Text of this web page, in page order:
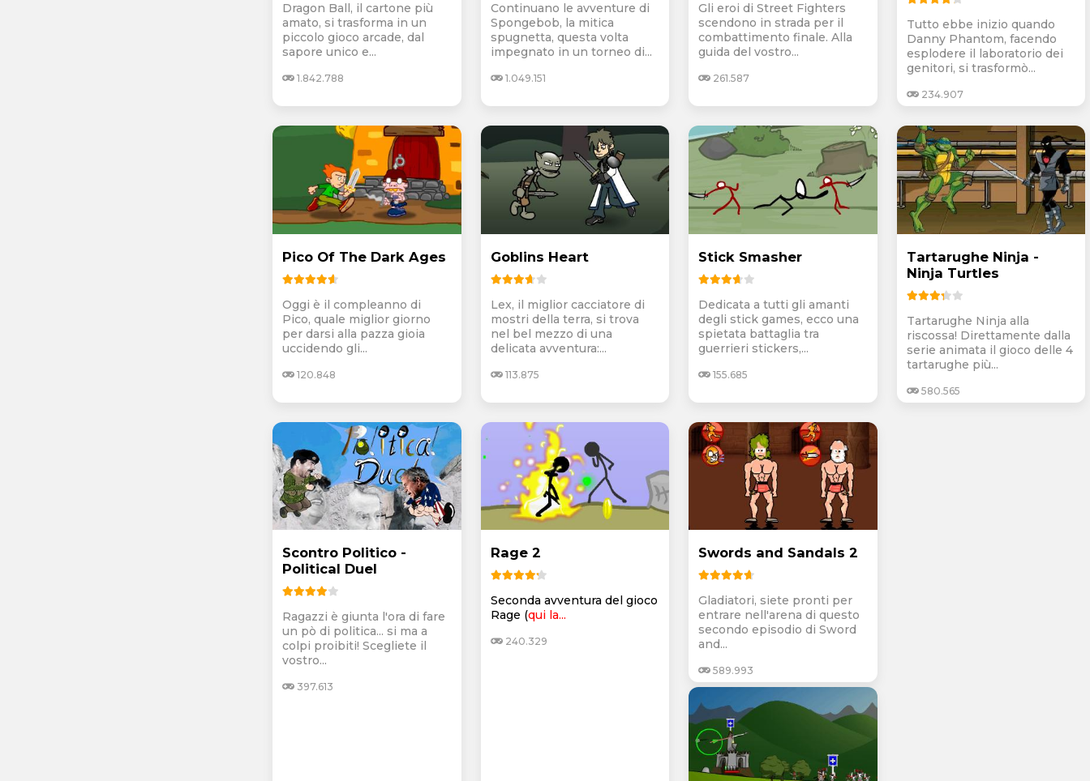
Dragon Ball, il cartone più
amato, si trasforma in un
piccolo gioco arcade, dal
sapore unico e...
1.842.788
Continuano le avventure di
Spongebob, la mitica
spugnetta, questa volta
impegnato in un torneo di...
1.049.151
Gli eroi di Street Fighters
scendono in strada per il
combattimento finale. Alla
guida del vostro...
261.587
Tutto ebbe inizio quando
Danny Phantom, facendo
esplodere il laboratorio dei
genitori, si trasformò...
234.907
Pico Of The Dark Ages
Oggi è il compleanno di
Pico, quale miglior giorno
per darsi alla pazza gioia
uccidendo gli...
120.848
Goblins Heart
Lex, il miglior cacciatore di
mostri della terra, si trova
nel bel mezzo di una
delicata avventura:...
113.875
Stick Smasher
Dedicata a tutti gli amanti
degli stick games, ecco una
spietata battaglia tra
guerrieri stickers,...
155.685
Tartarughe Ninja -
Ninja Turtles
Tartarughe Ninja alla
riscossa! Direttamente dalla
serie animata il gioco delle 4
tartarughe più...
580.565
Scontro Politico -
Political Duel
Ragazzi è giunta l'ora di fare
un pò di politica... si ma a
colpi proibiti! Scegliete il
vostro...
397.613
Rage 2
Seconda avventura del gioco
Rage (qui la...
240.329
Swords and Sandals 2
Gladiatori, siete pronti per
entrare nell'arena di questo
secondo episodio di Sword
and...
589.993